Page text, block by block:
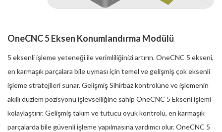
OneCNC 5 Eksen Konumlandırma Modülü
5 eksenli işleme yeteneği ile verimliliğinizi artırın. OneCNC 5 ekseni,
en karmaşık parçalara bile uyması için temel ve gelişmiş çok eksenli
işleme stratejileri sunar. Gelişmiş Sihirbaz kontrolüne ve işlemenin
akıllı düzlem pozisyonu işlevselliğine sahip OneCNC 5 Ekseni işlemi
kolaylaştırır. Gelişmiş takım ve tutucu oyuk kontrolü, en karmaşık
parçalarda bile güvenli işleme yapılmasına yardımcı olur. OneCNC 5